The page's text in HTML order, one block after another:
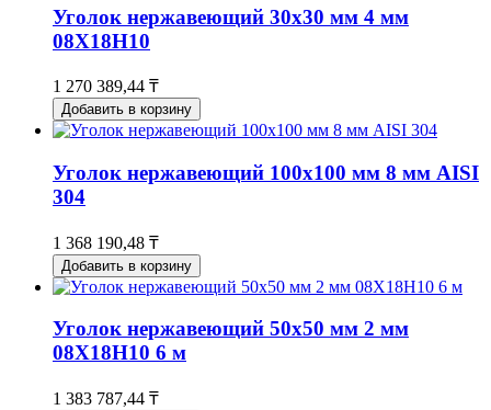
Уголок нержавеющий 30x30 мм 4 мм
08Х18Н10
1 270 389,44 ₸
Добавить в корзину
Уголок нержавеющий 100x100 мм 8 мм AISI
304
1 368 190,48 ₸
Добавить в корзину
Уголок нержавеющий 50x50 мм 2 мм
08Х18Н10 6 м
1 383 787,44 ₸